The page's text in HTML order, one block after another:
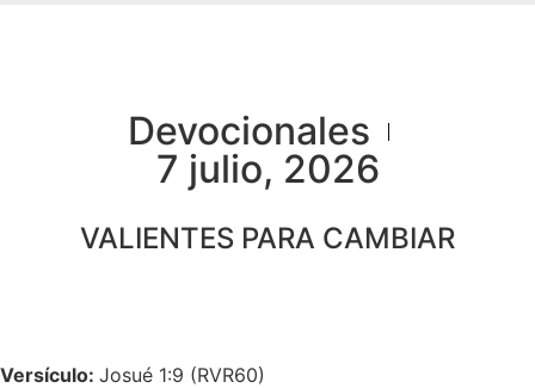
Devocionales
7 julio, 2026
VALIENTES PARA CAMBIAR
Versículo: Josué 1:9 (RVR60)